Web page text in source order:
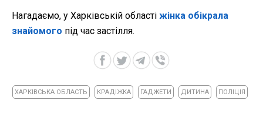
Нагадаємо, у Харківській області жінка обікрала
знайомого під час застілля.
ХАРКІВСЬКА ОБЛАСТЬ КРАДІЖКА ГАДЖЕТИ ДИТИНА ПОЛІЦІЯ